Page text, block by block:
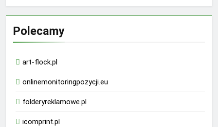
Polecamy
art-flock.pl
onlinemonitoringpozycji.eu
folderyreklamowe.pl
icomprint.pl